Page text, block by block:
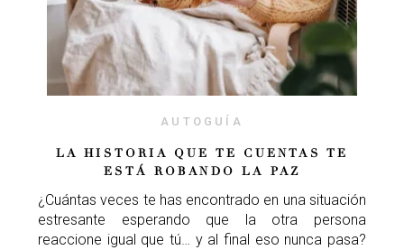
AUTOGUÍA
LA HISTORIA QUE TE CUENTAS TE
ESTÁ ROBANDO LA PAZ
¿Cuántas veces te has encontrado en una situación
estresante esperando que la otra persona
reaccione igual que tú… y al final eso nunca pasa?